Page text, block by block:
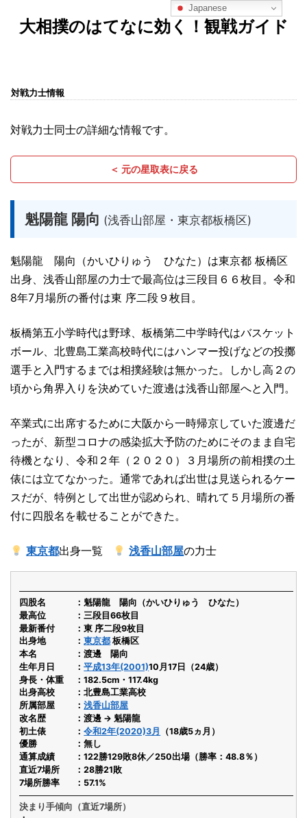
大相撲のはてなに効く！観戦ガイド
対戦力士情報
対戦力士同士の詳細な情報です。
＜ 元の星取表に戻る
魁陽龍 陽向 (浅香山部屋・東京都板橋区)
魁陽龍 陽向（かいひりゅう ひなた）は東京都 板橋区
出身、浅香山部屋の力士で最高位は三段目６６枚目。令和
8年7月場所の番付は東 序二段９枚目。
板橋第五小学時代は野球、板橋第二中学時代はバスケット
ボール、北豊島工業高校時代にはハンマー投げなどの投擲
選手と入門するまでは相撲経験は無かった。しかし高２の
頃から角界入りを決めていた渡邊は浅香山部屋へと入門。
卒業式に出席するために大阪から一時帰京していた渡邊だ
ったが、新型コロナの感染拡大予防のためにそのまま自宅
待機となり、令和２年（２０２０）３月場所の前相撲の土
俵には立てなかった。通常であれば出世は見送られるケー
スだが、特例として出世が認められ、晴れて５月場所の番
付に四股名を載せることができた。
東京都出身一覧 浅香山部屋の力士
四股名
魁陽龍 陽向（かいひりゅう ひなた）
最高位
三段目66枚目
最新番付
東 序二段9枚目
出身地
東京都 板橋区
本名
渡邊 陽向
生年月日
平成13年(2001)10月17日（24歳）
身長・体重
182.5cm・117.4kg
出身高校
北豊島工業高校
所属部屋
浅香山部屋
改名歴
渡邊 → 魁陽龍
初土俵
令和2年(2020)3月
（18歳5ヵ月）
優勝
無し
通算成績
122勝129敗8休／250出場（勝率：48.8％）
直近7場所
28勝21敗
7場所勝率
57.1%
決まり手傾向（直近7場所）
Japanese